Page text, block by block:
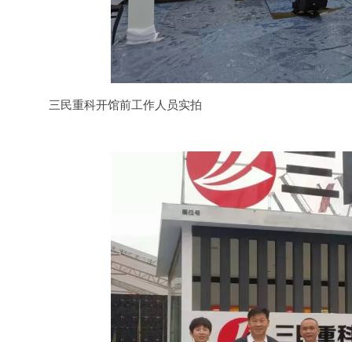
三民重科开馆前工作人员实拍